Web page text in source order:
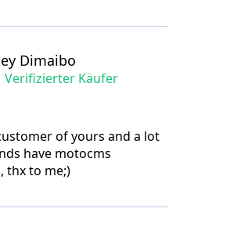
Dimaibo
Verifizierter Käufer
of yours and a lot
have motocms
thx to me;)